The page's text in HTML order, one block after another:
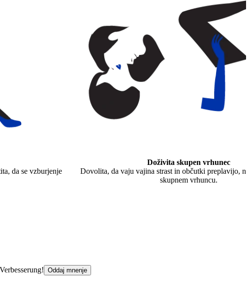
da se vzburjenje
Doživita skupen vrhunec
Dovolita, da vaju vajina strast in občutki preplavijo,
skupnem vrhuncu.
Oddaj mnenje